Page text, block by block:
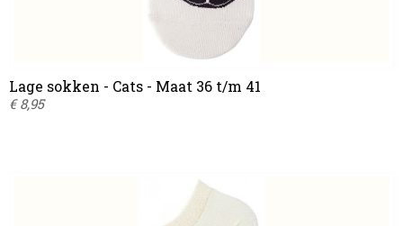
Lage sokken - Cats - Maat 36 t/m 41
€ 8,95